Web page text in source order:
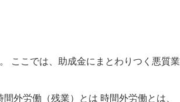
ここでは、助成金にまとわりつく悪質業
外労働（残業）とは 時間外労働とは、